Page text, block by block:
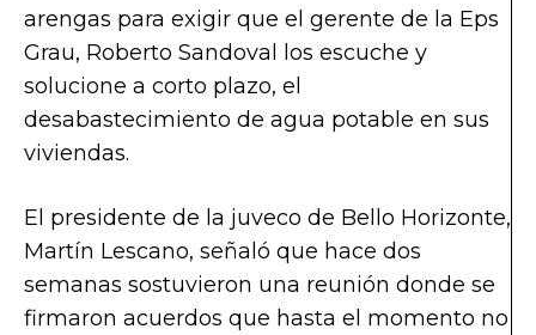
arengas para exigir que el gerente de la Eps
Grau, Roberto Sandoval los escuche y
solucione a corto plazo, el
desabastecimiento de agua potable en sus
viviendas.
El presidente de la juveco de Bello Horizonte,
Martín Lescano, señaló que hace dos
semanas sostuvieron una reunión donde se
firmaron acuerdos que hasta el momento no